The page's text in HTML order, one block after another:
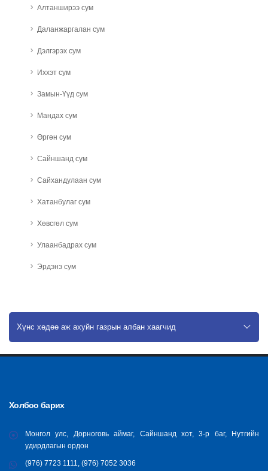
Алтанширээ сум
Даланжаргалан сум
Дэлгэрэх сум
Иххэт сум
Замын-Үүд сум
Мандах сум
Өргөн сум
Сайншанд сум
Сайхандулаан сум
Хатанбулаг сум
Хөвсгөл сум
Улаанбадрах сум
Эрдэнэ сум
Хүнс хөдөө аж ахуйн газрын албан хаагчид
Холбоо барих
Монгол улс, Дорноговь аймаг, Сайншанд хот, 3-р баг, Нутгийн
удирдлагын ордон
(976) 7723 1111, (976) 7052 3036